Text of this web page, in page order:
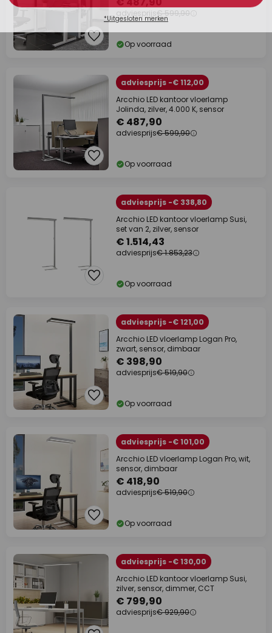
adviesprijs€ 599,90
Op voorraad
adviesprijs -€ 112,00
Arcchio LED kantoor vloerlamp
Jolinda, zilver, 4.000 K, sensor
€ 487,90
adviesprijs€ 599,90
Op voorraad
adviesprijs -€ 338,80
Arcchio LED kantoor vloerlamp Susi,
set van 2, zilver, sensor
€ 1.514,43
adviesprijs€ 1.853,23
Op voorraad
adviesprijs -€ 121,00
Arcchio LED vloerlamp Logan Pro,
zwart, sensor, dimbaar
€ 398,90
adviesprijs€ 519,90
Op voorraad
adviesprijs -€ 101,00
Arcchio LED vloerlamp Logan Pro, wit,
sensor, dimbaar
€ 418,90
adviesprijs€ 519,90
Op voorraad
adviesprijs -€ 130,00
Arcchio LED kantoor vloerlamp Susi,
zilver, sensor, dimmer, CCT
€ 799,90
adviesprijs€ 929,90